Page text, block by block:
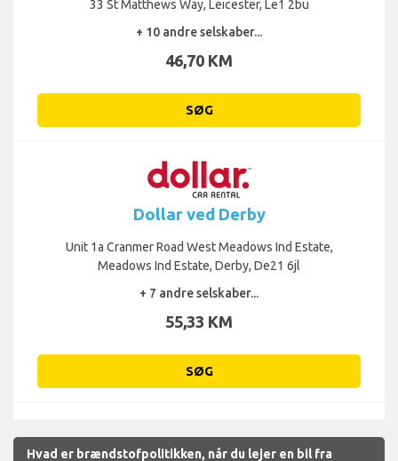
33 St Matthews Way, Leicester, Le1 2bu
+ 10 andre selskaber...
46,70 KM
SØG
Dollar ved Derby
Unit 1a Cranmer Road West Meadows Ind Estate,
Meadows Ind Estate, Derby, De21 6jl
+ 7 andre selskaber...
55,33 KM
SØG
Hvad er brændstofpolitikken, når du lejer en bil fra